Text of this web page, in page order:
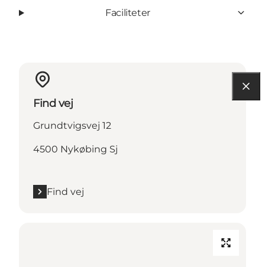
Faciliteter
Find vej
Grundtvigsvej 12
4500 Nykøbing Sj
Find vej